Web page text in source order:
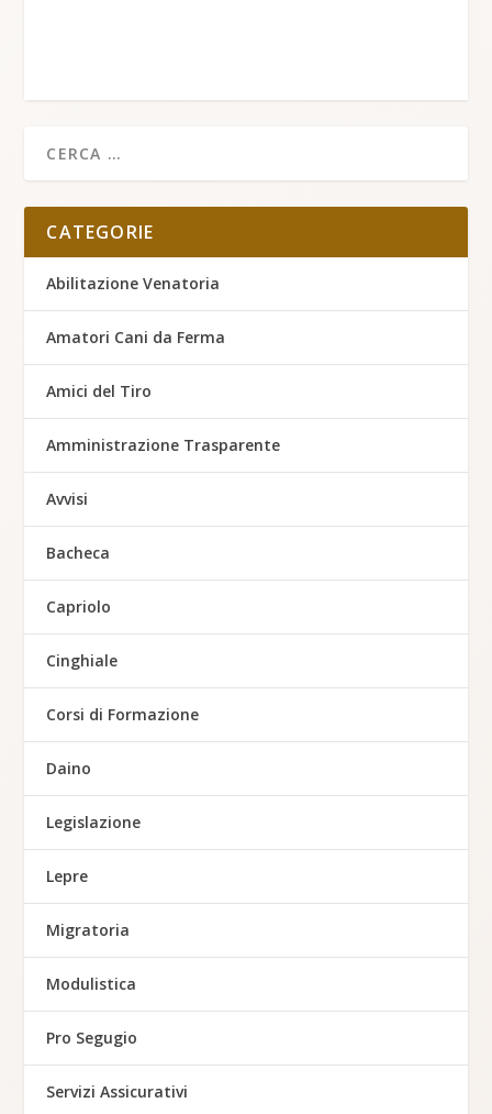
CATEGORIE
Abilitazione Venatoria
Amatori Cani da Ferma
Amici del Tiro
Amministrazione Trasparente
Avvisi
Bacheca
Capriolo
Cinghiale
Corsi di Formazione
Daino
Legislazione
Lepre
Migratoria
Modulistica
Pro Segugio
Servizi Assicurativi